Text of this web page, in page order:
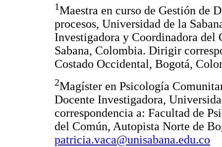
1Maestra en curso de Gestión de
procesos, Universidad de la
Investigadora y Coordinadora
Sabana, Colombia. Dirigir
Costado Occidental, Bogotá,
2Magíster en Psicología
Docente Investigadora,
correspondencia a: Facultad de
del Común, Autopista Norte de
patricia.vaca@unisabana.edu.co